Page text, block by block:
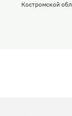
Костромской